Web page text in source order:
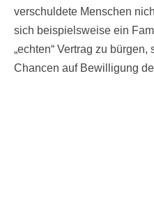
verschuldete Menschen
sich beispielsweise ein
„echten“ Vertrag zu
Chancen auf Bewilligung